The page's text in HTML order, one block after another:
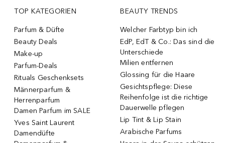
TOP KATEGORIEN
Parfum & Düfte
Beauty Deals
Make-up
Parfum-Deals
Rituals Geschenksets
Männerparfum &
Herrenparfum
Damen Parfum im SALE
Yves Saint Laurent
Damendüfte
BEAUTY TRENDS
Welcher Farbtyp bin ich
EdP, EdT & Co.: Das sind die
Unterschiede
Milien entfernen
Glossing für die Haare
Gesichtspflege: Diese
Reihenfolge ist die richtige
Dauerwelle pflegen
Lip Tint & Lip Stain
Arabische Parfums